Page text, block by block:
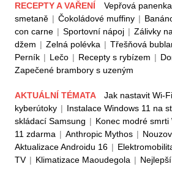
RECEPTY A VAŘENÍ Vepřová panenka
smetaně | Čokoládové muffiny |
con carne | Sportovní nápoj | Zálivky
džem | Zelná polévka | Třešňová
Perník | Lečo | Recepty s rybízem |
Zapečené brambory s uzeným
AKTUÁLNÍ TÉMATA Jak nastavit Wi-Fi
kyberútoky | Instalace Windows 11 na
skládací Samsung | Konec modré smrti
11 zdarma | Anthropic Mythos |
Aktualizace Androidu 16 |
TV | Klimatizace Maoudegola |